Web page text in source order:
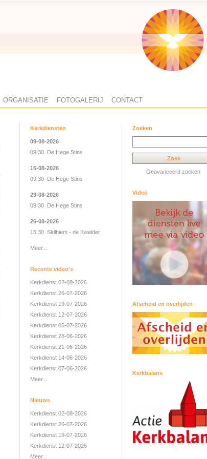
ORGANISATIE FOTOGALERIJ CONTACT
Kerkdiensten
09-08-2026
09:30 De Hege Stins
16-08-2026
09:30 De Hege Stins
23-08-2026
09:30 De Hege Stins
26-08-2026
15:30 Skilhiem - de Kwelder
Meer...
Recente video's
Kerkdienst 02-08-2026
Kerkdienst 26-07-2026
Kerkdienst 19-07-2026
Kerkdienst 12-07-2026
Kerkdienst 05-07-2026
Kerkdienst 28-06-2026
Kerkdienst 21-06-2026
Kerkdienst 14-06-2026
Kerkdienst 07-06-2026
Meer...
Nieuws
Kerkdienst 02-08-2026
Kerkdienst 26-07-2026
Kerkdienst 19-07-2026
Kerkdienst 12-07-2026
Meer...
Zoeken
Geavanceerd zoeken
Video
Afscheid en overlijden
Kerkbalans